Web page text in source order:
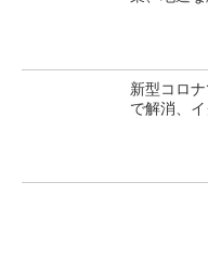
新型コロ
で解消、